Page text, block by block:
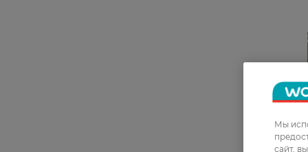
Мы
сайт,